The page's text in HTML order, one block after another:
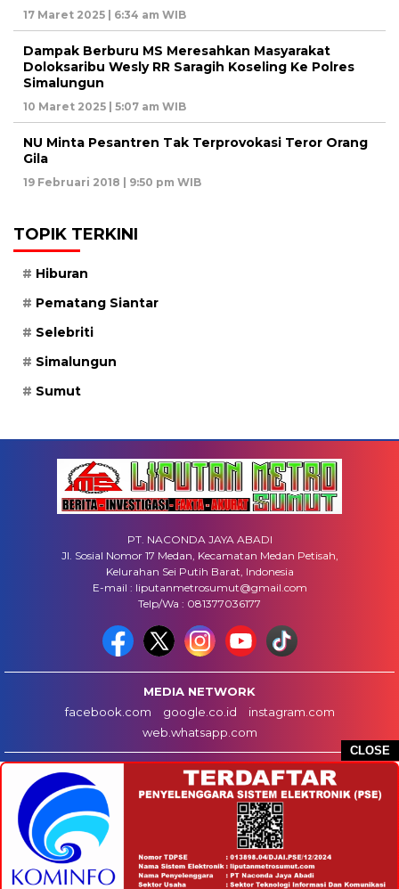
CLOSE
17 Maret 2025 | 6:34 am WIB
Dampak Berburu MS Meresahkan Masyarakat
Doloksaribu Wesly RR Saragih Koseling Ke Polres
Simalungun
10 Maret 2025 | 5:07 am WIB
NU Minta Pesantren Tak Terprovokasi Teror Orang
Gila
19 Februari 2018 | 9:50 pm WIB
TOPIK TERKINI
Hiburan
Pematang Siantar
Selebriti
Simalungun
Sumut
PT. NACONDA JAYA ABADI
Jl. Sosial Nomor 17 Medan, Kecamatan Medan Petisah,
Kelurahan Sei Putih Barat, Indonesia
E-mail : liputanmetrosumut@gmail.com
Telp/Wa : 081377036177
MEDIA NETWORK
facebook.com
google.co.id
instagram.com
web.whatsapp.com
HOME INFO IKLAN
DISCLAIMER
HUBUNGI KAMI
REDAKSI
COPYRIGHT © 2025 LIPUTANMETROSUMUT.COM - ALL RIGHTS RESERVED